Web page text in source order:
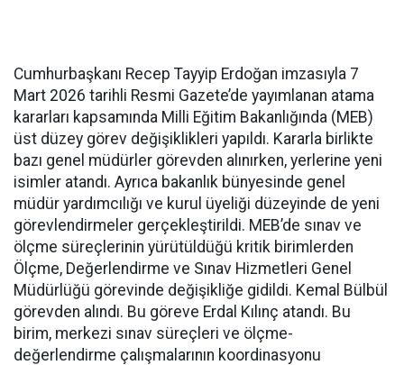
Cumhurbaşkanı Recep Tayyip Erdoğan imzasıyla 7
Mart 2026 tarihli Resmi Gazete’de yayımlanan atama
kararları kapsamında Milli Eğitim Bakanlığında (MEB)
üst düzey görev değişiklikleri yapıldı. Kararla birlikte
bazı genel müdürler görevden alınırken, yerlerine yeni
isimler atandı. Ayrıca bakanlık bünyesinde genel
müdür yardımcılığı ve kurul üyeliği düzeyinde de yeni
görevlendirmeler gerçekleştirildi. MEB’de sınav ve
ölçme süreçlerinin yürütüldüğü kritik birimlerden
Ölçme, Değerlendirme ve Sınav Hizmetleri Genel
Müdürlüğü görevinde değişikliğe gidildi. Kemal Bülbül
görevden alındı. Bu göreve Erdal Kılınç atandı. Bu
birim, merkezi sınav süreçleri ve ölçme-
değerlendirme çalışmalarının koordinasyonu